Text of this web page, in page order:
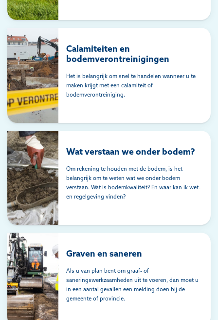
Calamiteiten en
bodemverontreinigingen
Het is belangrijk om snel te handelen wanneer u te
maken krijgt met een calamiteit of
bodemverontreiniging.
Wat verstaan we onder bodem?
Om rekening te houden met de bodem, is het
belangrijk om te weten wat we onder bodem
verstaan. Wat is bodemkwaliteit? En waar kan ik wet-
en regelgeving vinden?
Graven en saneren
Als u van plan bent om graaf- of
saneringswerkzaamheden uit te voeren, dan moet u
in een aantal gevallen een melding doen bij de
gemeente of provincie.